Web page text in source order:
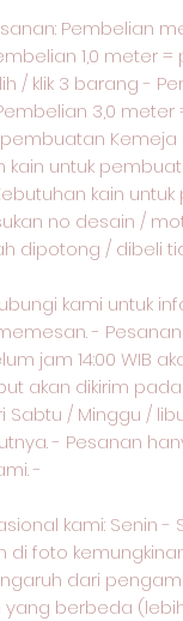
Pembelian
1,0 meter =
/ klik 3 barang -
3,0 meter
pembuatan
kain untuk
kain
no desain /
dipotong / dibeli
kami untuk
-
jam 14:00 WIB
akan dikirim
Sabtu / Minggu /
- Pesanan
-
kami: Senin -
di foto
dari
yang berbeda